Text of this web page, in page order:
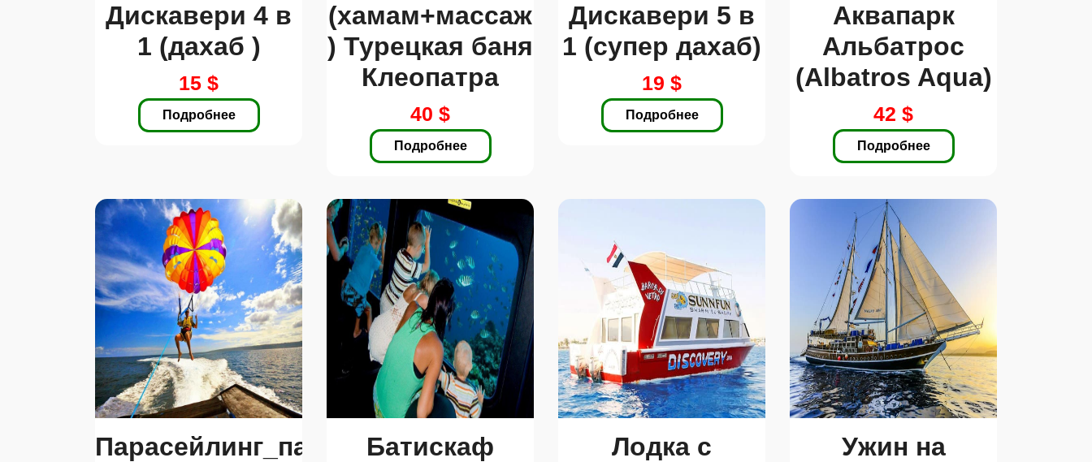
Дискавери 4 в
1 (дахаб )
15 $
Подробнее
(хамам+массаж
) Турецкая баня
Клеопатра
40 $
Подробнее
Дискавери 5 в
1 (супер дахаб)
19 $
Подробнее
Аквапарк
Альбатрос
(Albatros Aqua)
42 $
Подробнее
Парасейлинг_парашютБатискаф
Лодка с
Ужин на